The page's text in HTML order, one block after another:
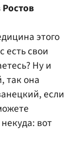
этого
есть свои
Ну и
так она
если
вот